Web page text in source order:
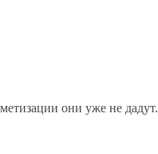
они уже не дадут.